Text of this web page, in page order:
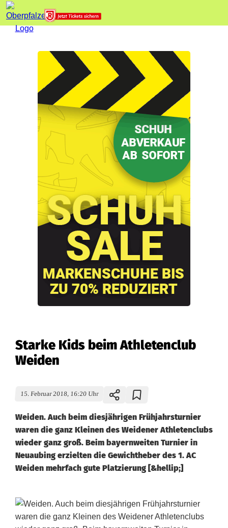
Starke Kids beim Athletenclub
Weiden
15. Februar 2018, 16:20 Uhr
Weiden. Auch beim diesjährigen Frühjahrsturnier
waren die ganz Kleinen des Weidener Athletenclubs
wieder ganz groß. Beim bayernweiten Turnier in
Neuaubing erzielten die Gewichtheber des 1. AC
Weiden mehrfach gute Platzierung [&hellip;]